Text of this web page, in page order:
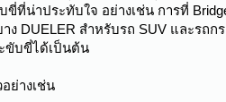
ที่น่าประทับใจ อย่างเช่น การที่
DUELER สำหรับรถ SUV และรถก
ขับขี่ได้เป็นต้น
ย่างเช่น